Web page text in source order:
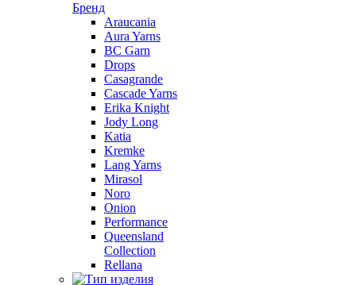
Бренд
Araucania
Aura Yarns
BC Garn
Drops
Casagrande
Cascade Yarns
Erika Knight
Jody Long
Katia
Kremke
Lang Yarns
Mirasol
Noro
Onion
Performance
Queensland
Collection
Rellana